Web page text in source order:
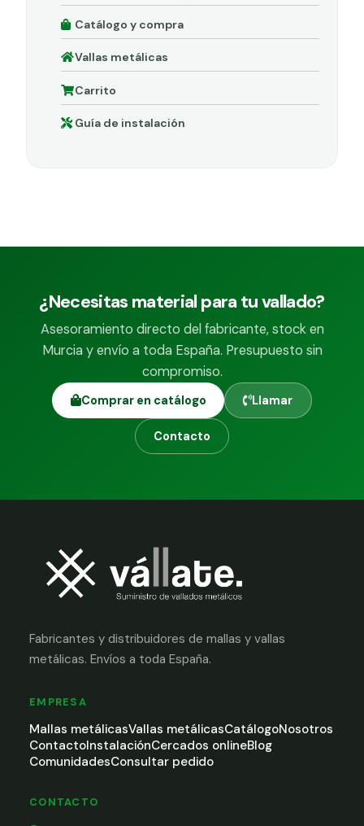
Catálogo y compra
Vallas metálicas
Carrito
Guía de instalación
¿Necesitas material para tu vallado?
Asesoramiento directo del fabricante, stock en
Murcia y envío a toda España. Presupuesto sin
compromiso.
Comprar en catálogo Llamar
Contacto
Fabricantes y distribuidores de mallas y vallas
metálicas. Envíos a toda España.
EMPRESA
Mallas metálicasVallas metálicasCatálogoNosotros
ContactoInstalaciónCercados onlineBlog
ComunidadesConsultar pedido
CONTACTO